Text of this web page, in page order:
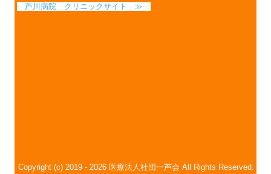
芦川病院 クリニックサイト≫
Copyright (c) 2019 - 2026 医療法人社団一芦会 All Rights Reserved.